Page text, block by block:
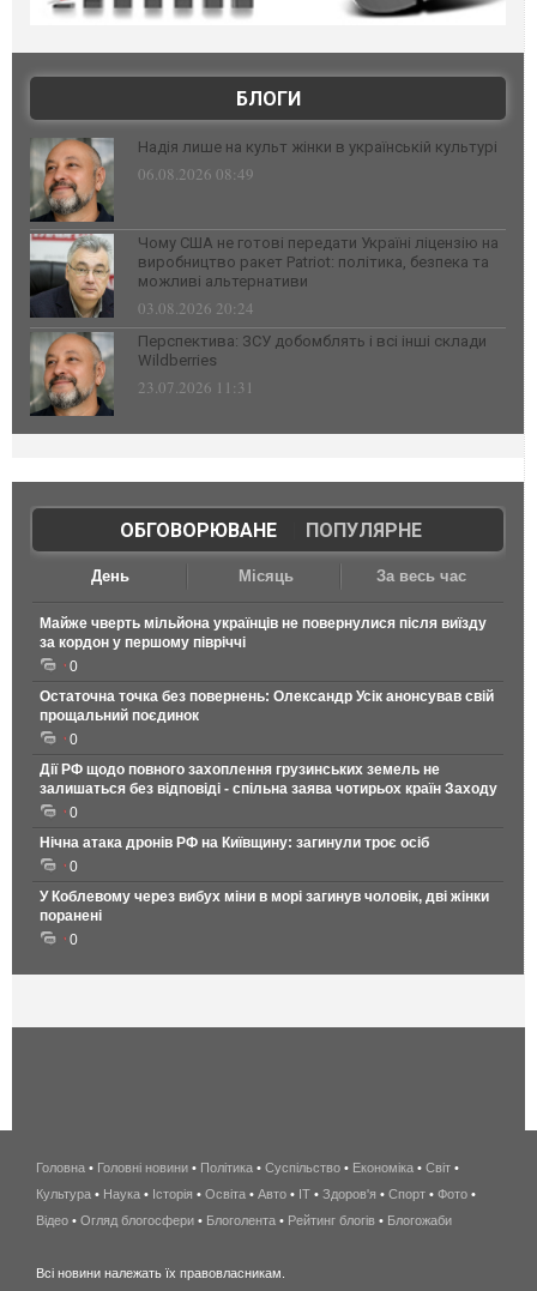
БЛОГИ
Надія лише на культ жінки в українській культурі
06.08.2026 08:49
Чому США не готові передати Україні ліцензію на
виробництво ракет Patriot: політика, безпека та
можливі альтернативи
03.08.2026 20:24
Перспектива: ЗСУ добомблять і всі інші склади
Wildberries
23.07.2026 11:31
ОБГОВОРЮВАНЕ| ПОПУЛЯРНЕ
День Місяць За весь час
Майже чверть мільйона українців не повернулися після виїзду
за кордон у першому півріччі
0
Остаточна точка без повернень: Олександр Усік анонсував свій
прощальний поєдинок
0
Дії РФ щодо повного захоплення грузинських земель не
залишаться без відповіді - спільна заява чотирьох країн Заходу
0
Нічна атака дронів РФ на Київщину: загинули троє осіб
0
У Коблевому через вибух міни в морі загинув чоловік, дві жінки
поранені
0
беспроводной
интернет
киев
Головна • Головні новини • Політика • Суспільство • Економіка • Світ •
Культура • Наука • Історія • Освіта • Авто • IT • Здоров'я • Спорт • Фото •
Відео • Огляд блогосфери • Блоголента • Рейтинг блогів • Блогожаби
Всі новини належать їх правовласникам.